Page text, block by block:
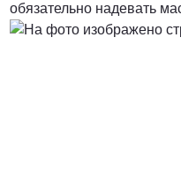
обязательно надевать